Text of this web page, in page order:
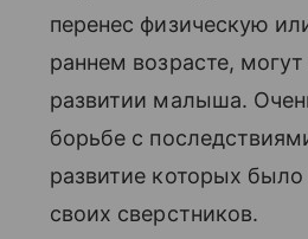
перенес физическую
раннем возрасте,
развитии малыша.
борьбе с
развитие которых
своих сверстников.